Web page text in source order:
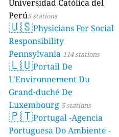
Universidad Católica del
Perú5 stations
🇺🇸Physicians For Social
Responsibility
Pennsylvania 114 stations
🇱🇺Portail De
L'Environnement Du
Grand-duché De
Luxembourg 5 stations
🇵🇹Portugal -Agencia
Portuguesa Do Ambiente -